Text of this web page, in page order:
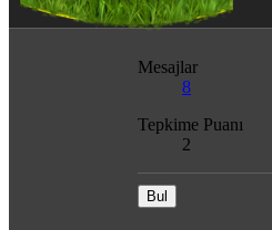
Mesajlar
8
Tepkime Puanı
2
Bul